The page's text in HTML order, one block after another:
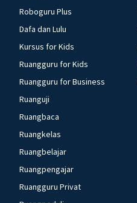
Roboguru Plus
Dafa dan Lulu
Kursus for Kids
Ruangguru for Kids
Ruangguru for Business
Ruanguji
Ruangbaca
Ruangkelas
Ruangbelajar
Ruangpengajar
Ruangguru Privat